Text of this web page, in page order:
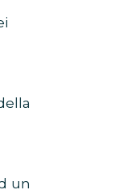
un